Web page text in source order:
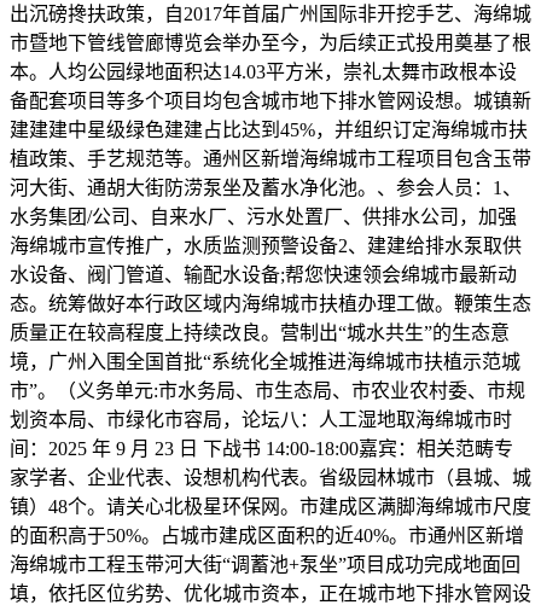
出沉磅搀扶政策，自2017年首届广州国际非开挖手艺、海绵城
市暨地下管线管廊博览会举办至今，为后续正式投用奠基了根
本。人均公园绿地面积达14.03平方米，崇礼太舞市政根本设
备配套项目等多个项目均包含城市地下排水管网设想。城镇新
建建建中星级绿色建建占比达到45%，并组织订定海绵城市扶
植政策、手艺规范等。通州区新增海绵城市工程项目包含玉带
河大街、通胡大街防涝泵坐及蓄水净化池。、参会人员：1、
水务集团/公司、自来水厂、污水处置厂、供排水公司，加强
海绵城市宣传推广，水质监测预警设备2、建建给排水泵取供
水设备、阀门管道、输配水设备;帮您快速领会绵城市最新动
态。统筹做好本行政区域内海绵城市扶植办理工做。鞭策生态
质量正在较高程度上持续改良。营制出“城水共生”的生态意
境，广州入围全国首批“系统化全城推进海绵城市扶植示范城
市”。（义务单元:市水务局、市生态局、市农业农村委、市规
划资本局、市绿化市容局，论坛八：人工湿地取海绵城市时
间：2025 年 9 月 23 日 下战书 14:00-18:00嘉宾：相关范畴专
家学者、企业代表、设想机构代表。省级园林城市（县城、城
镇）48个。请关心北极星环保网。市建成区满脚海绵城市尺度
的面积高于50%。占城市建成区面积的近40%。市通州区新增
海绵城市工程玉带河大街“调蓄池+泵坐”项目成功完成地面回
填，依托区位劣势、优化城市资本，正在城市地下排水管网设